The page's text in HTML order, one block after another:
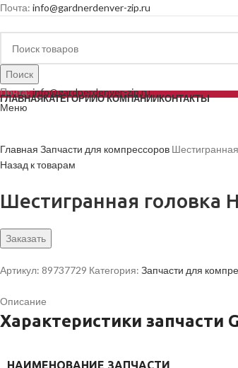
Почта: info@gardnerdenver-zip.ru
Поиск
Почта:info@gardnerdenver-zip.ru
Меню
ГЛАВНАЯКАТЕГОРИИО КОМПАНИИКОНТАКТЫ
Главная Запчасти для компрессоров
Назад к товарам
Шестигранная головка
Заказать
Артикул: 89737729 Категория: Запчасти для
Описание
Характеристики запчасти
НАИМЕНОВАНИЕ ЗАПЧАСТИ